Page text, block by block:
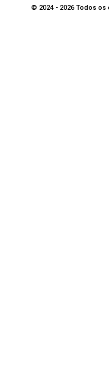
© 2024 - 2026 Todos os